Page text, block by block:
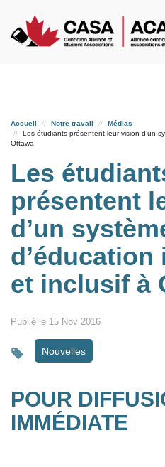
Accueil Notre travail
Médias
Les étudiants présentent leur vision d’un
Ottawa
Les
présentent
d’un
et inclusif à
Publié le 15 Nov 2016
Nouvelles
POUR
IMMÉDIATE